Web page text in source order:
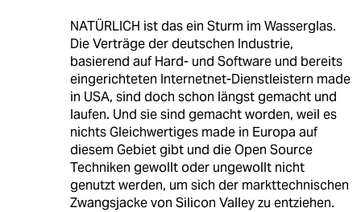
NATÜRLICH ist das ein Sturm im Wasserglas.
Die Verträge der deutschen Industrie,
basierend auf Hard- und Software und bereits
eingerichteten Internetnet-Dienstleistern made
in USA, sind doch schon längst gemacht und
laufen. Und sie sind gemacht worden, weil es
nichts Gleichwertiges made in Europa auf
diesem Gebiet gibt und die Open Source
Techniken gewollt oder ungewollt nicht
genutzt werden, um sich der markttechnischen
Zwangsjacke von Silicon Valley zu entziehen.